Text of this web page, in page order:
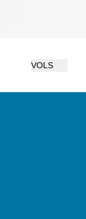
VOLS